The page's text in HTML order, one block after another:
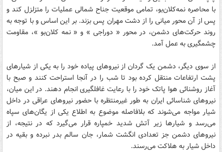
با محاصره نمه‌کلان‌بو، تمامی موقعیت جناح شمالی عملیات را متزلزل کند و
پس از آن محور میانی را از دشت مهران پس بزند. بر این اساس و با توجه به
روند حرکت‌های دشمن، در محور « دوراجی » و « نمه کلان‌بو »، مقاومت
چشمگیری به عمل آمد.
از سوی دیگر، دشمن یک گردان از نیروهای پیاده خود را به یکی از شیارهای
پشت ارتفاعات منتقل کرده بود تا شب را در آنجا استراحت کنند و صبح با
آغاز روشنائی هوا پاتک خود را با رعایت غافلگیری انجام دهند. در این میان،
نیروهای شناسائی ایران به طور غیرمنتظره با حضور نیروهای عراقی در داخل
شیار مواجه می‌شوند که بلافاصله موضوع به اطلاع یکی از یگان‌های سپاه
می‌رسد و شیارها زیر آتش شدید خمپاره قرار می‌گیرد که در نتیجه، از
نیروهای دشمن جز تعدادی انگشت ‌شمار، جان سالم بدر نبرده و بقیه در
داخل شیار به هلاکت می‌رسند.